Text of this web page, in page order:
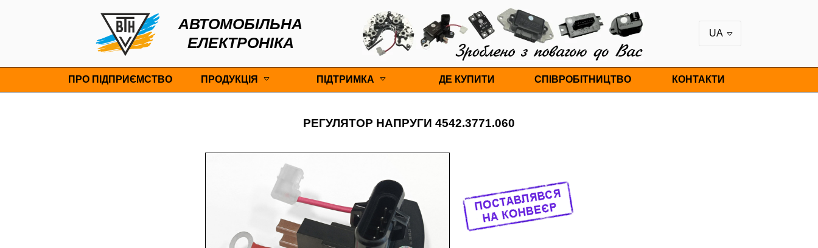
АВТОМОБІЛЬНА
ЕЛЕКТРОНІКА
UA
ПРО ПІДПРИЄМСТВО ПРОДУКЦІЯ ПІДТРИМКА ДЕ КУПИТИ СПІВРОБІТНИЦТВО КОНТАКТИ
РЕГУЛЯТОР НАПРУГИ 4542.3771.060